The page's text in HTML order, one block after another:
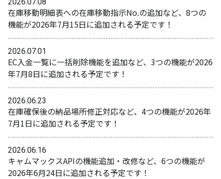
在庫移動明細表への在庫移動指示No.の追加など、8つの
機能が2026年7月15日に追加される予定です！
2026.07.01
EC入金一覧に一括削除機能を追加など、3つの機能が2026
年7月8日に追加される予定です！
2026.06.23
在庫確保後の納品場所修正対応など、4つの機能が2026年
7月1日に追加される予定です！
2026.06.16
キャムマックスAPIの機能追加・改修など、6つの機能が
2026年6月24日に追加される予定です！